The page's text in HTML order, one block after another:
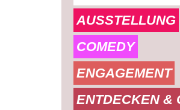
AUSSTELLUNG
COMEDY
ENGAGEMENT
ENTDECKEN &